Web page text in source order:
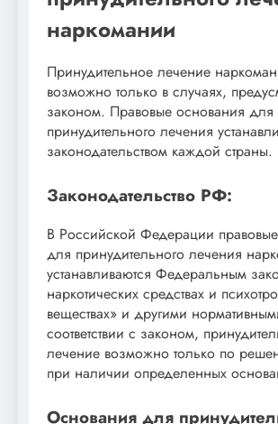
наркомании
Принудительное лечение
возможно только в случаях,
законом. Правовые основания для
принудительного лечения
законодательством каждой страны.
Законодательство РФ:
В Российской Федерации
для принудительного лечения
устанавливаются Федеральным
наркотических средствах и
веществах» и другими
соответствии с законом,
лечение возможно только по
при наличии определенных
Основания для